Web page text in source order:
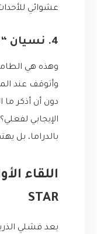
عشوائي
4. نسيان “النتيجة” تماماً
وهذه هي
وأتوقف عند
دون أن أذكر ما
الإيجابي
بالدراما، بل
اللقاء
STAR
بعد فشلي